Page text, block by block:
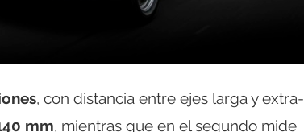
, con distancia entre ejes larga y extra-
mm, mientras que en el segundo mide